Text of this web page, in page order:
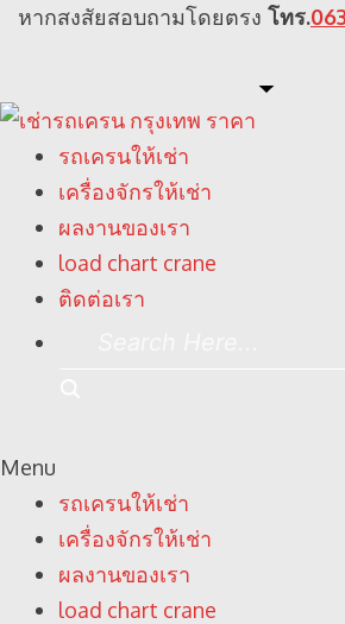
หากสงสัยสอบถามโดยตรง โทร.
รถเครนให้เช่า
เครื่องจักรให้เช่า
ผลงานของเรา
load chart crane
ติดต่อเรา
Menu
รถเครนให้เช่า
เครื่องจักรให้เช่า
ผลงานของเรา
load chart crane